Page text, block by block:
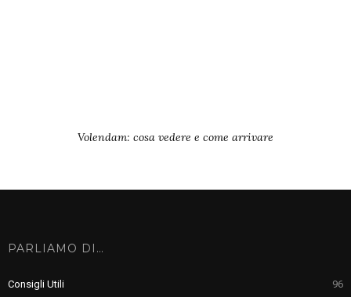
Volendam: cosa vedere e come arrivare
PARLIAMO DI…
Consigli Utili 96